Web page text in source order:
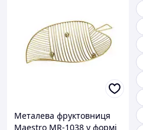
Металева фруктовниця
Maestro MR-1038 у формі